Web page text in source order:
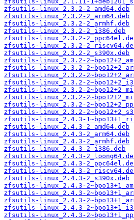
zfsutils-linux_2.3.2-2_amd64.deb
zfsutils-linux_2.3.2-2_arm64.deb
zfsutils-linux_2.3.2-2_armhf.deb
zfsutils-linux_2.3.2-2_i386.deb
zfsutils-linux_2.3.2-
zfsutils-linux_2.3.2-
zfsutils-linux_2.3.2-2_s390x.deb
zfsutils-linux_2.3.2-
zfsutils-linux_2.3.2-
zfsutils-linux_2.3.2-
zfsutils-linux_2.3.2-
zfsutils-linux_2.3.2-
zfsutils-linux_2.3.2-
zfsutils-linux_2.3.2-
zfsutils-linux_2.3.2-
zfsutils-linux_2.4.3-
zfsutils-linux_2.4.3-2_amd64.deb
zfsutils-linux_2.4.3-2_arm64.deb
zfsutils-linux_2.4.3-2_armhf.deb
zfsutils-linux_2.4.3-2_i386.deb
zfsutils-linux_2.4.3-
zfsutils-linux_2.4.3-
zfsutils-linux_2.4.3-
zfsutils-linux_2.4.3-2_s390x.deb
zfsutils-linux_2.4.3-
zfsutils-linux_2.4.3-
zfsutils-linux_2.4.3-
zfsutils-linux_2.4.3-
zfsutils-linux_2.4.3-